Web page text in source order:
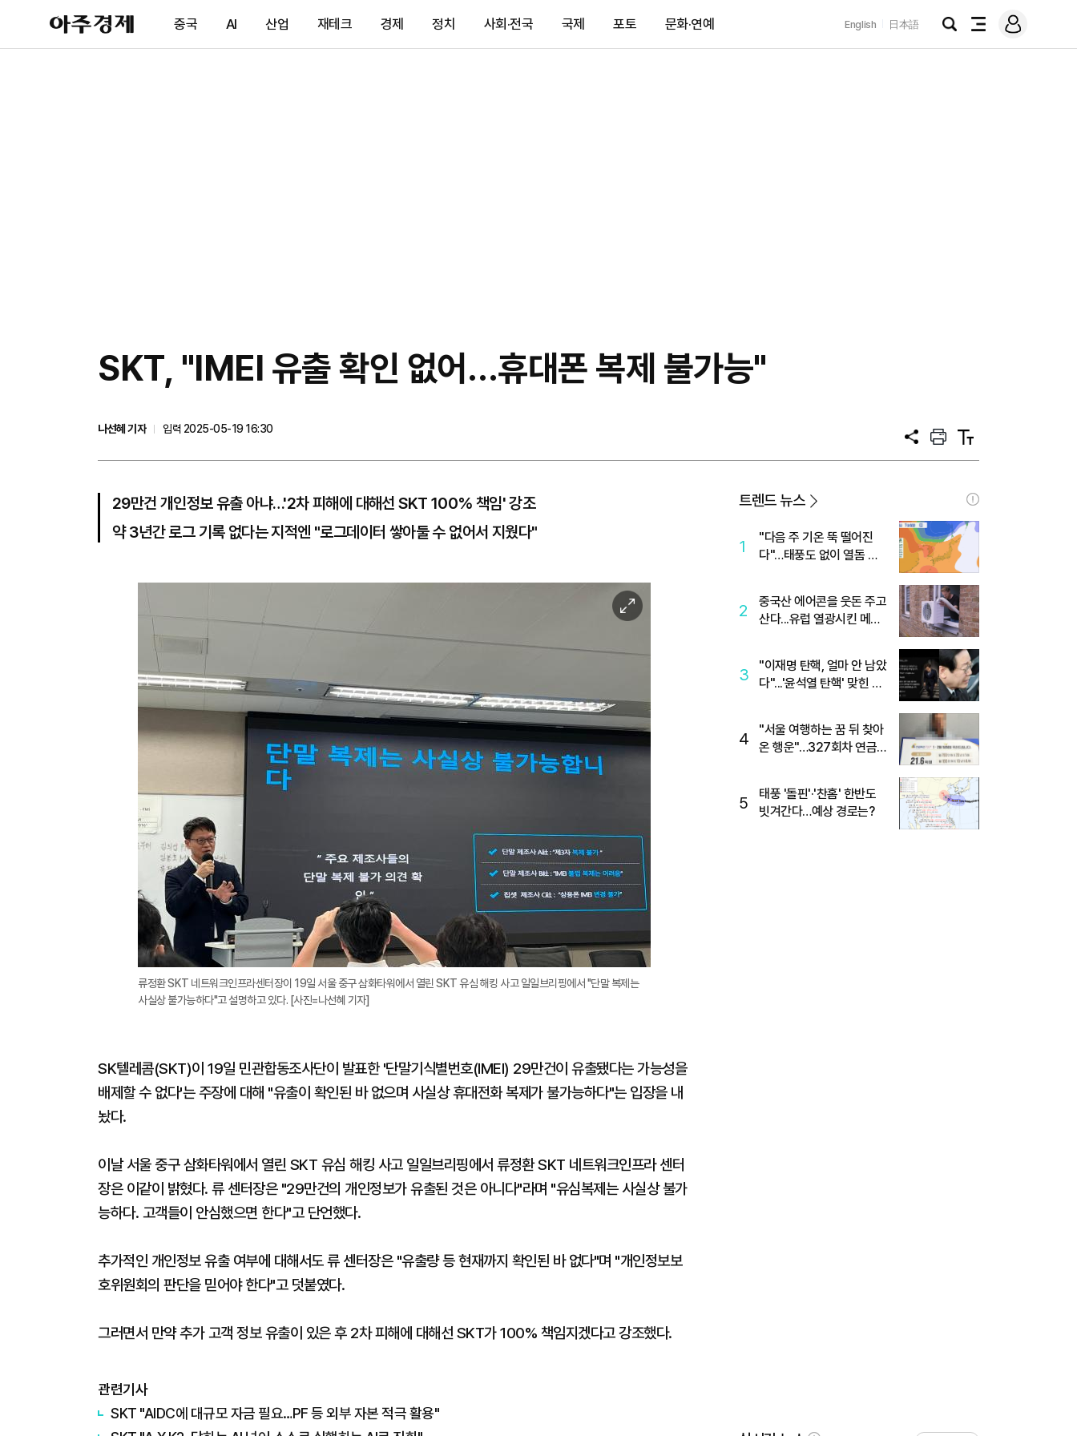
아
주
제
중국 AI 산업 재테크 경제 정치 사회·전국 국제 포토 문화·연예 English 日本語
검
전
메
그
SKT, "IMEI 유출 확인 없어…휴대폰 복제 불가능"
나선혜 기자
입력 2025-05-19 16:30
공
프
트
텍
트
29만건 개인정보 유출 아냐…'2차 피해에 대해선 SKT 100% 책임' 강조
약 3년간 로그 기록 없다는 지적엔 "로그데이터 쌓아둘 수 없어서 지웠다"
이
미
지
대
류정환 SKT 네트워크인프라센터장이 19일 서울 중구 삼화타워에서 열린 SKT 유심 해킹 사고 일일브리핑에서 "단말 복제는
사실상 불가능하다"고 설명하고 있다. [사진=나선혜 기자]
SK텔레콤(SKT)이 19일 민관합동조사단이 발표한 '단말기식별번호(IMEI) 29만건이 유출됐다는 가능성을
배제할 수 없다'는 주장에 대해 "유출이 확인된 바 없으며 사실상 휴대전화 복제가 불가능하다"는 입장을 내
놨다.
이날 서울 중구 삼화타워에서 열린 SKT 유심 해킹 사고 일일브리핑에서 류정환 SKT 네트워크인프라 센터
장은 이같이 밝혔다. 류 센터장은 "29만건의 개인정보가 유출된 것은 아니다"라며 "유심복제는 사실상 불가
능하다. 고객들이 안심했으면 한다"고 단언했다.
추가적인 개인정보 유출 여부에 대해서도 류 센터장은 "유출량 등 현재까지 확인된 바 없다"며 "개인정보보
호위원회의 판단을 믿어야 한다"고 덧붙였다.
그러면서 만약 추가 고객 정보 유출이 있은 후 2차 피해에 대해선 SKT가 100% 책임지겠다고 강조했다.
관련기사
SKT "AIDC에 대규모 자금 필요…PF 등 외부 자본 적극 활용"
트렌드 뉴스
1
"다음 주 기온 뚝 떨어진
다"…태풍도 없이 열돔 박
2
중국산 에어콘을 웃돈 주고
산다...유럽 열광시킨 메이
3
"이재명 탄핵, 얼마 안 남았
다"...'윤석열 탄핵' 맞힌 무
4
"서울 여행하는 꿈 뒤 찾아
온 행운"…327회차 연금
5
태풍 '돌핀'·'찬홈' 한반도
빗겨간다…예상 경로는?